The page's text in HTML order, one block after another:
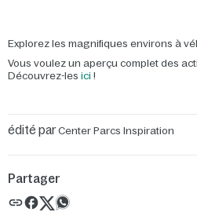
Explorez les magnifiques environs à
Vous voulez un aperçu complet des
Découvrez-les ici !
édité parCenter Parcs Inspiration
Partager